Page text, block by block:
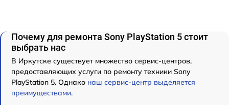
Почему для ремонта Sony PlayStation 5 стоит
выбрать нас
В Иркутске существует множество сервис-центров,
предоставляющих услуги по ремонту техники Sony
PlayStation 5. Однако наш сервис-центр выделяется
преимуществами.